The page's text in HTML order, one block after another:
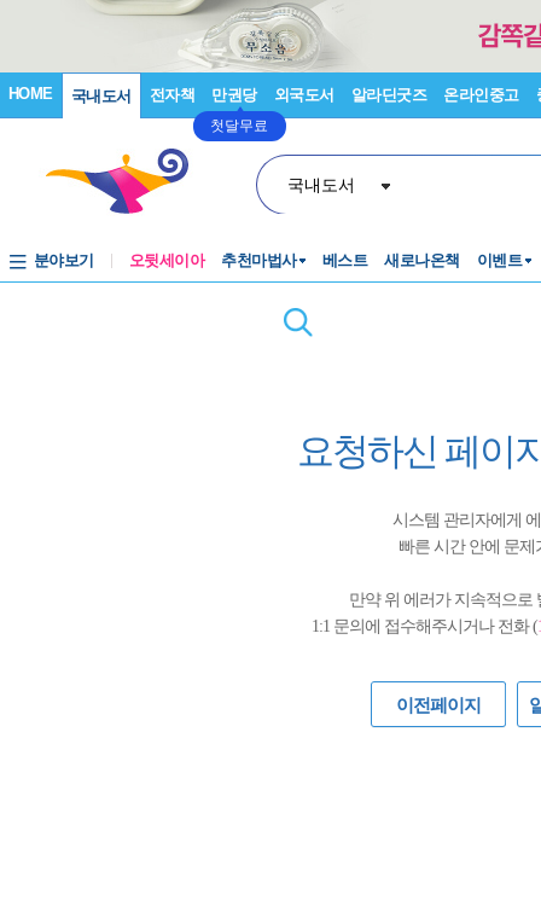
HOME 국내도서 전자책 만권당
첫달무료
외국도서 알라딘굿즈 온라인중고
국내도서
분야보기 오뒷세이아 추천마법사 베스트 새로나온책 이벤트
요청하신 페이
시스템 관리자에게
빠른 시간 안에 문
만약 위 에러가 지속적으로
1:1 문의에 접수해주시거나 전화 (
이전페이지